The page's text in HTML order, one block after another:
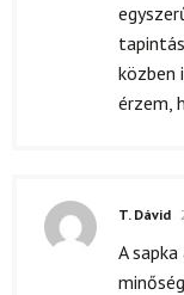
közben
érzem,
T. Dávid
A